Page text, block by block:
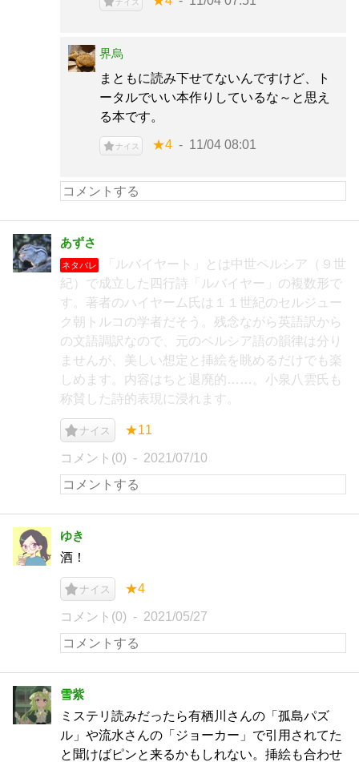
ナイス
界烏
まともに読み下せてないんですけど、ト
ータルでいい本作りしているな～と思え
る本です。
ナイス ★4 11/04 08:01
あずさ
ネタバレ
「ルバイヤート」とは中世ペルシア（９世
紀）で成立した四行詩「ルバイヤー」の複数形で
す。著者のハイヤーム氏は１１世紀のセルジュー
ク朝トルコの学者だそう。残念ながら英語訳から
の文語調訳なので、元のペルシア語の韻律は分り
ませんが、美しい想定と挿絵を眺めるだけでも楽
しめます。内容はちと退廃的……。小泉八雲氏も
称賛した詩的表現に浸れます。
ナイス ★11
コメント(0) 2021/07/10
ゆき
酒！
ナイス ★4
コメント(0) 2021/05/27
雪紫
ミステリ読みだったら有栖川さんの「孤島パズ
ル」や流水さんの「ジョーカー」で引用されてた
と聞けばピンと来るかもしれない。挿絵も合わせ